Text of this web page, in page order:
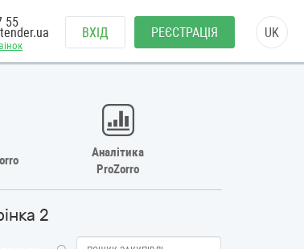
55
ВХІД РЕЄСТРАЦІЯ UK
Аналітика
ProZorro
2